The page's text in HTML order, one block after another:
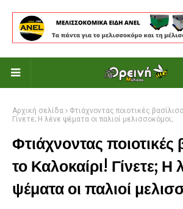
Αρχική σελίδα
Φτιάχνοντας ποιοτικές
Γίνετε; Η λένε ψέματα οι παλιοί μελισσοκόμοι;
Φτιάχνοντας ποιοτικές
το Καλοκαίρι! Γίνετε; Η
ψέματα οι παλιοί